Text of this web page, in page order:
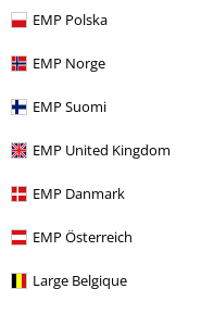
EMP Polska
EMP Norge
EMP Suomi
EMP United Kingdom
EMP Danmark
EMP Österreich
Large Belgique